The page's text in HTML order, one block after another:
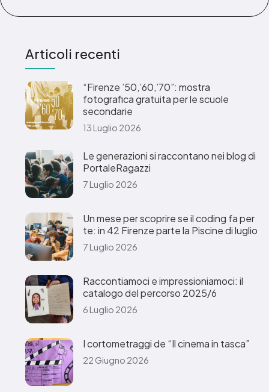
Articoli recenti
“Firenze ’50,’60,’70”: mostra
fotografica gratuita per le scuole
secondarie
13 Luglio 2026
Le generazioni si raccontano nei blog di
PortaleRagazzi
7 Luglio 2026
Un mese per scoprire se il coding fa per
te: in 42 Firenze parte la Piscine di luglio
7 Luglio 2026
Raccontiamoci e impressioniamoci: il
catalogo del percorso 2025/6
6 Luglio 2026
I cortometraggi de “Il cinema in tasca”
22 Giugno 2026